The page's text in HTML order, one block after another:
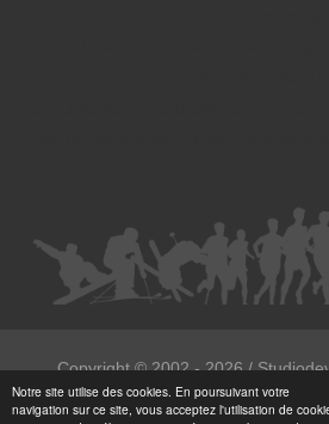
Notre site utilise des cookies. En poursuivant votre
navigation sur ce site, vous acceptez l'utilisation de
Copyright ©2002 - 2026/
Registration4all